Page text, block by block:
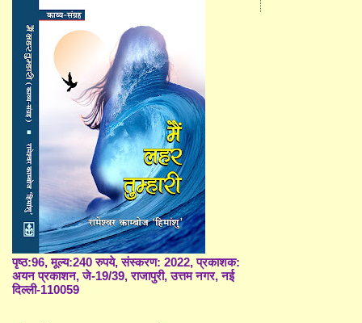
पृष्ठ:96, मूल्य:240 रुपये, संस्करण: 2022, प्रकाशक:
अयन प्रकाशन, जे-19/39, राजापुरी, उत्तम नगर, नई
दिल्ली-110059